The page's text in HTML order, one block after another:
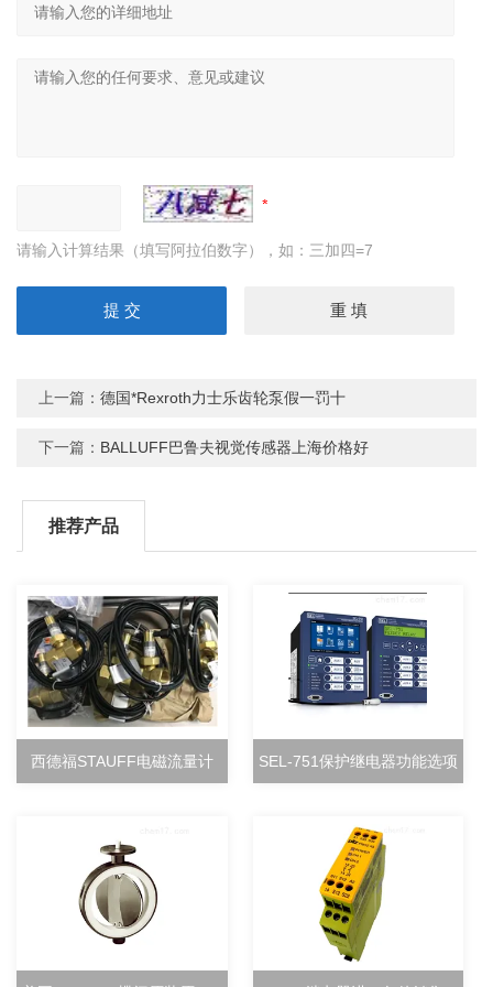
请输入计算结果（填写阿拉伯数字），如：三加四=7
上一篇：德国*Rexroth力士乐齿轮泵假一罚十
下一篇： BALLUFF巴鲁夫视觉传感器上海价格好
推荐产品
西德福STAUFF电磁流量计 SEL-751保护继电器功能选项